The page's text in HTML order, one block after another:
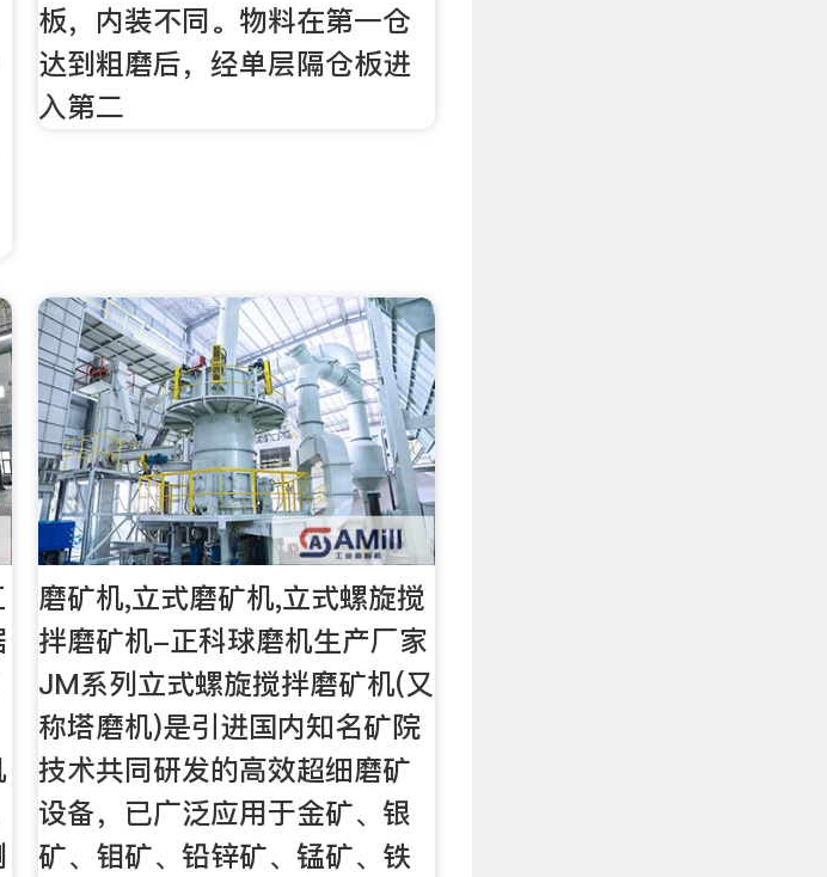
板，内装不同。物料在第一仓
达到粗磨后，经单层隔仓板进
入第二
磨矿机,立式磨矿机,立式螺旋搅
拌磨矿机-正科球磨机生产厂家
JM系列立式螺旋搅拌磨矿机(又
称塔磨机)是引进国内知名矿院
技术共同研发的高效超细磨矿
设备，已广泛应用于金矿、银
矿、钼矿、铅锌矿、锰矿、铁